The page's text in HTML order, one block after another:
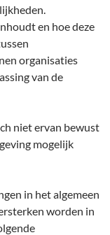
en hoe deze
organisaties
van de
niet ervan bewust
mogelijk
in het algemeen
worden in